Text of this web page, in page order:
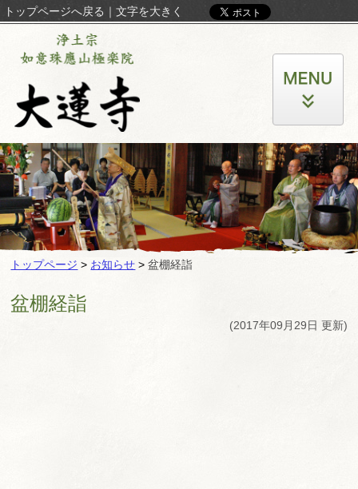
トップページへ戻る ｜ 文字を大きく
トップページ > お知らせ >盆棚経詣
盆棚経詣
(2017年09月29日 更新)